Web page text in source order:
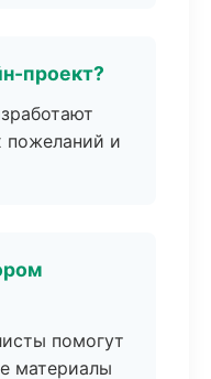
проект?
пожеланий и
помогут
материалы